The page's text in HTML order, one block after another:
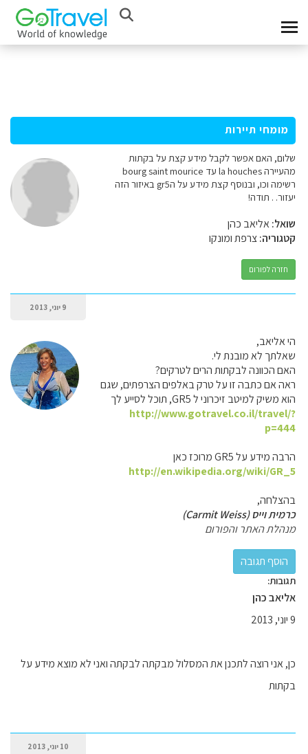
מומחי תיירות
שלום, האם אפשר לקבל מידע קצת על בקתות
מהעיירה la houches עד bourg saint mourice
רשימה וכו, ובנוסף קצת מידע על הgr5 באיזור הזה
יעזור. . תודה!
שואל:אליאב כהן
קטגוריה:צרפת ומונקו
חזרה לפורום
9 יוני, 2013
הי אליאב,
שאלתך לא מובנת לי.
האם הכוונה לבקתות הרים לטרקים?
ראה אם כתבה זו על טרק באלפים הצרפתים, שגם
הוא משיק למיטב זיכרוני ל GR5, תוכל לסייע לך
http://www.gotravel.co.il/travel/?
p=444
הרבה מידע על GR5 מרוכז כאן
http://en.wikipedia.org/wiki/GR_5
בהצלחה,
כרמית וייס (Carmit Weiss)
מנהלת האתר והפורום
תגובות:
אליאב כהן
9 יוני, 2013
כן, אני רוצה לתכנן את המסלול מבקתה לבקתה ואני לא מוצא מידע על
בקתות
10 יוני, 2013